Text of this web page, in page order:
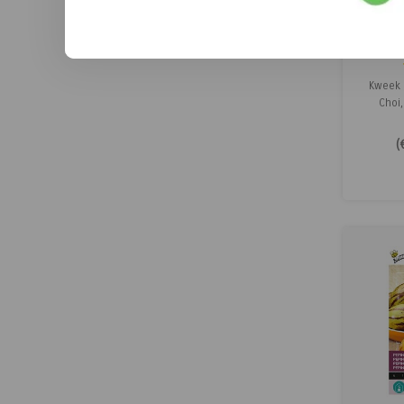
als
(